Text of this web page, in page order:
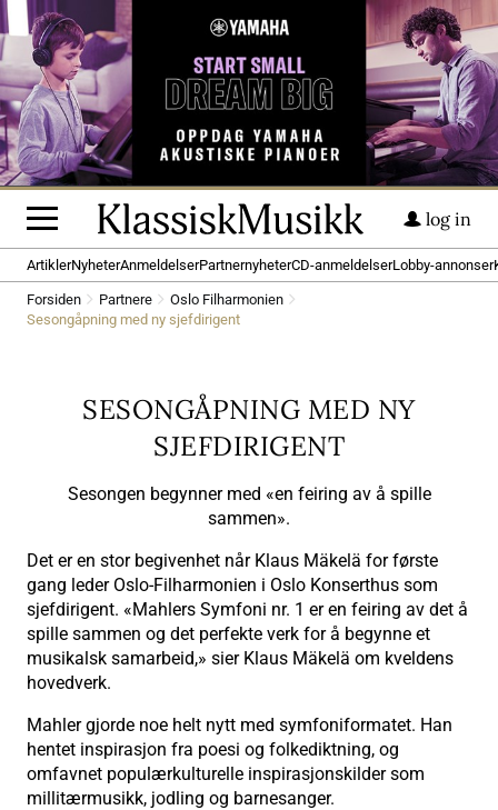
log in
ArtiklerNyheterAnmeldelserPartnernyheterCD-anmeldelserLobby-annonser
Forsiden Partnere
Oslo Filharmonien
Sesongåpning med ny sjefdirigent
SESONGÅPNING MED NY
SJEFDIRIGENT
Sesongen begynner med «en feiring av å spille
sammen».
Det er en stor begivenhet når Klaus Mäkelä for første
gang leder Oslo-Filharmonien i Oslo Konserthus som
sjefdirigent. «Mahlers Symfoni nr. 1 er en feiring av det å
spille sammen og det perfekte verk for å begynne et
musikalsk samarbeid,» sier Klaus Mäkelä om kveldens
hovedverk.
Mahler gjorde noe helt nytt med symfoniformatet. Han
hentet inspirasjon fra poesi og folkediktning, og
omfavnet populærkulturelle inspirasjonskilder som
millitærmusikk, jodling og barnesanger.